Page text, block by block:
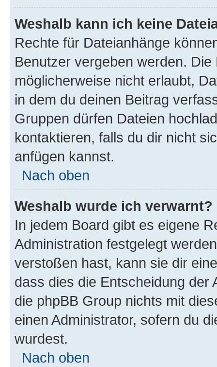
Weshalb kann ich keine
Rechte für Dateianhänge
Benutzer vergeben werden.
möglicherweise nicht erlaubt,
in dem du deinen Beitrag
Gruppen dürfen Dateien
kontaktieren, falls du dir nicht
anfügen kannst.
Nach oben
Weshalb wurde ich verwarnt?
In jedem Board gibt es eigene
Administration festgelegt
verstoßen hast, kann sie dir
dass dies die Entscheidung der
die phpBB Group nichts mit
einen Administrator, sofern du
wurdest.
Nach oben